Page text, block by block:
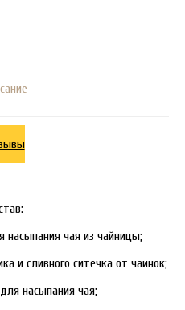
насыпания чая из чайницы;
и сливного ситечка от чаинок;
насыпания чая;